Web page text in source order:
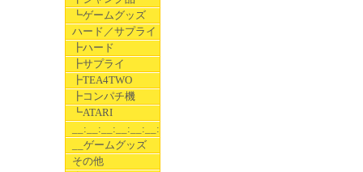
┗ゲームグッズ
ハード／サプライ
┣ハード
┣サプライ
┣TEA4TWO
┣コンパチ機
┗ATARI
__:__:__:__:__:__:__
__ゲームグッズ
その他